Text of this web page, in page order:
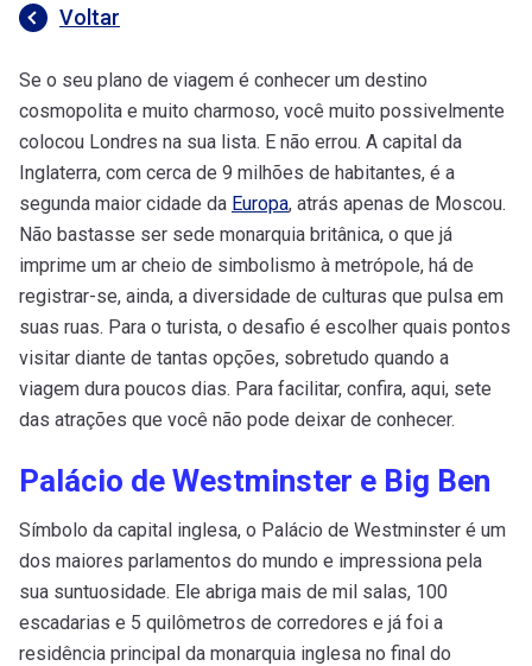
Voltar
Se o seu plano de viagem é conhecer um destino
cosmopolita e muito charmoso, você muito possivelmente
colocou Londres na sua lista. E não errou. A capital da
Inglaterra, com cerca de 9 milhões de habitantes, é a
segunda maior cidade da Europa, atrás apenas de Moscou.
Não bastasse ser sede monarquia britânica, o que já
imprime um ar cheio de simbolismo à metrópole, há de
registrar-se, ainda, a diversidade de culturas que pulsa em
suas ruas. Para o turista, o desafio é escolher quais pontos
visitar diante de tantas opções, sobretudo quando a
viagem dura poucos dias. Para facilitar, confira, aqui, sete
das atrações que você não pode deixar de conhecer.
Palácio de Westminster e Big Ben
Símbolo da capital inglesa, o Palácio de Westminster é um
dos maiores parlamentos do mundo e impressiona pela
sua suntuosidade. Ele abriga mais de mil salas, 100
escadarias e 5 quilômetros de corredores e já foi a
residência principal da monarquia inglesa no final do